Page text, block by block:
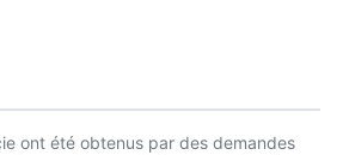
ont été obtenus par des demandes